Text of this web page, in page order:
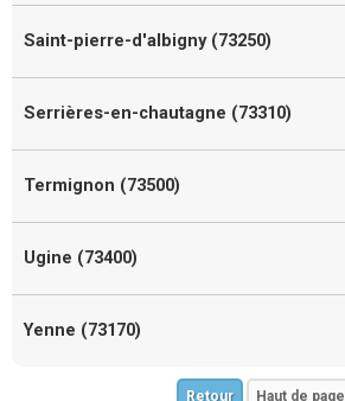
Saint-pierre-d'albigny (73250)
Serrières-en-chautagne (73310)
Termignon (73500)
Ugine (73400)
Yenne (73170)
Retour Haut de page